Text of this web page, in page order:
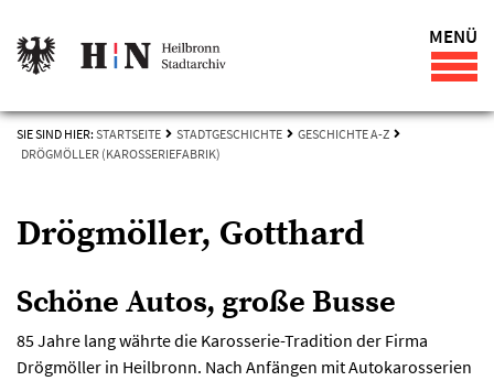
MENÜ
SIE SIND HIER: STARTSEITE STADTGESCHICHTE
GESCHICHTE A-Z
DRÖGMÖLLER (KAROSSERIEFABRIK)
Drögmöller, Gotthard
Schöne Autos, große Busse
85 Jahre lang währte die Karosserie-Tradition der Firma
Drögmöller in Heilbronn. Nach Anfängen mit Autokarosserien